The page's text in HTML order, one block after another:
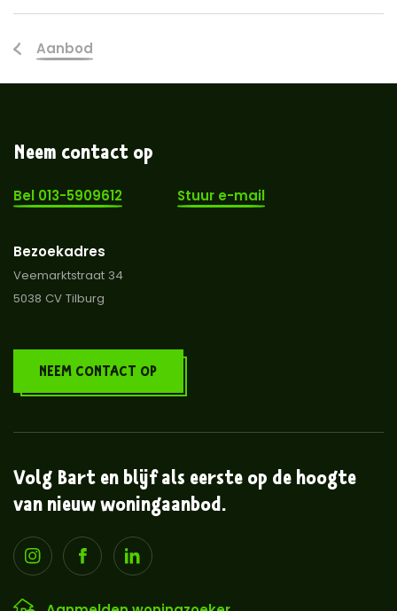
Aanbod
Neem contact op
Bel 013-5909612 Stuur e-mail
Bezoekadres
Veemarktstraat 34
5038 CV Tilburg
NEEM CONTACT OP
Volg Bart en blijf als eerste op de hoogte
van nieuw woningaanbod.